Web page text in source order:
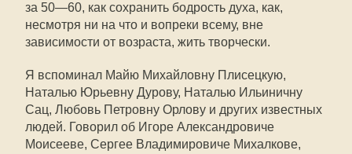
за 50—60, как сохранить бодрость духа, как,
несмотря ни на что и вопреки всему, вне
зависимости от возраста, жить творчески.
Я вспоминал Майю Михайловну Плисецкую,
Наталью Юрьевну Дурову, Наталью Ильиничну
Сац, Любовь Петровну Орлову и других известных
людей. Говорил об Игоре Александровиче
Моисееве, Сергее Владимировиче Михалкове,